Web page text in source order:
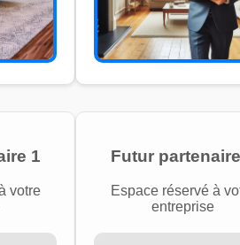
1
votre
Futur
Espace réservé à
entreprise